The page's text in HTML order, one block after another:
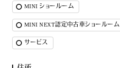
MINI ショールーム
MINI NEXT認定中古車ショールーム
サービス